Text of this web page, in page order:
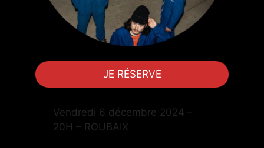
JE RÉSERVE
Vendredi 6 décembre 2024 –
20H – ROUBAIX